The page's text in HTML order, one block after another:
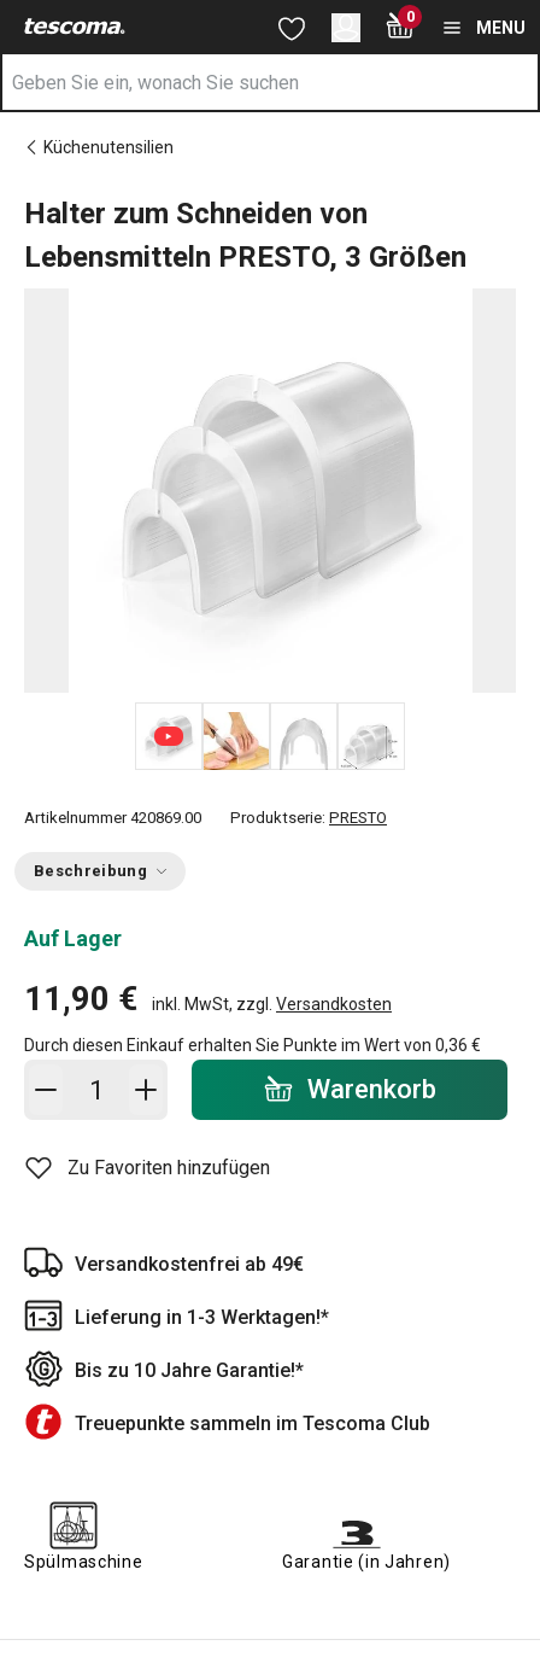
Sie befinden sich auf der Halter zum Schneiden von
Zum Hauptinhalt springen
Zur Suche springen
Zur Navigation springen 0
MENU
Küchenutensilien
Halter zum Schneiden von
Lebensmitteln PRESTO, 3 Größen
Artikelnummer 420869.00 Produktserie: PRESTO
Beschreibung
Auf Lager
11,90 € inkl. MwSt, zzgl. Versandkosten
Durch diesen Einkauf erhalten Sie Punkte im Wert von 0,36 €
In den Warenkorb - Menge Warenkorb
Zu Favoriten hinzufügen
Versandkostenfrei ab 49€
Lieferung in 1-3 Werktagen!*
Bis zu 10 Jahre Garantie!*
Treuepunkte sammeln im Tescoma Club
Spülmaschine Garantie (in Jahren)